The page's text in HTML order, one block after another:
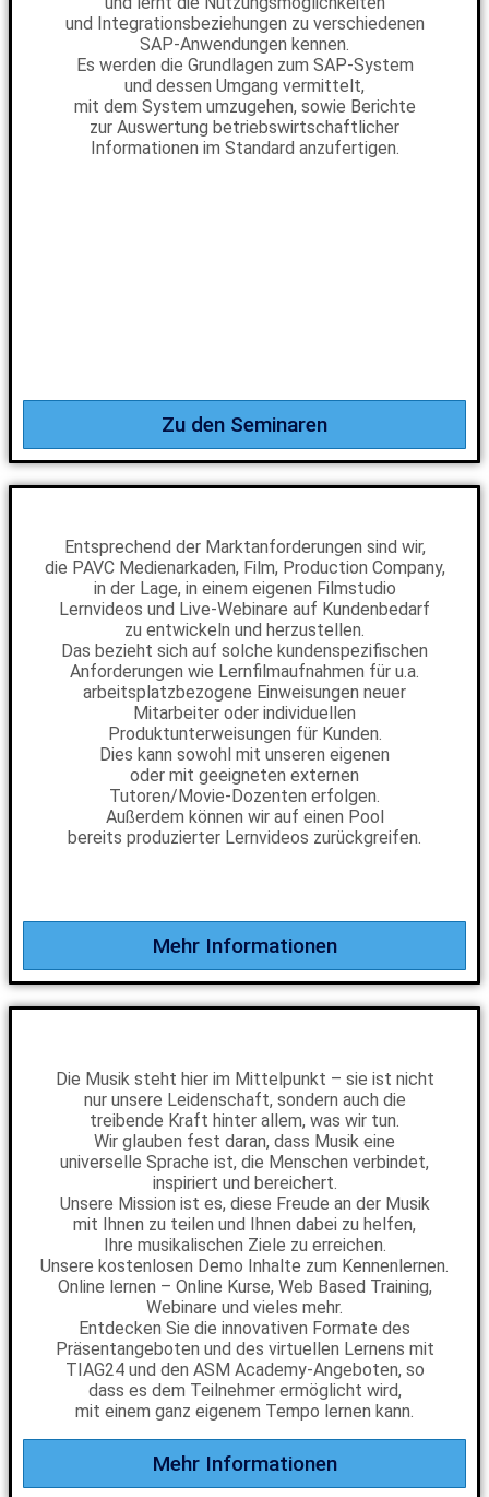
und Integrationsbeziehungen zu verschiedenen
SAP-Anwendungen kennen.
Es werden die Grundlagen zum SAP-System
und dessen Umgang vermittelt,
mit dem System umzugehen, sowie Berichte
zur Auswertung betriebswirtschaftlicher
Informationen im Standard anzufertigen.
Zu den Seminaren
Entsprechend der Marktanforderungen sind wir,
die PAVC Medienarkaden, Film, Production Company,
in der Lage, in einem eigenen Filmstudio
Lernvideos und Live-Webinare auf Kundenbedarf
zu entwickeln und herzustellen.
Das bezieht sich auf solche kundenspezifischen
Anforderungen wie Lernfilmaufnahmen für u.a.
arbeitsplatzbezogene Einweisungen neuer
Mitarbeiter oder individuellen
Produktunterweisungen für Kunden.
Dies kann sowohl mit unseren eigenen
oder mit geeigneten externen
Tutoren/Movie-Dozenten erfolgen.
Außerdem können wir auf einen Pool
bereits produzierter Lernvideos zurückgreifen.
Mehr Informationen
Die Musik steht hier im Mittelpunkt – sie ist nicht
nur unsere Leidenschaft, sondern auch die
treibende Kraft hinter allem, was wir tun.
Wir glauben fest daran, dass Musik eine
universelle Sprache ist, die Menschen verbindet,
inspiriert und bereichert.
Unsere Mission ist es, diese Freude an der Musik
mit Ihnen zu teilen und Ihnen dabei zu helfen,
Ihre musikalischen Ziele zu erreichen.
Unsere kostenlosen Demo Inhalte zum Kennenlernen.
Online lernen – Online Kurse, Web Based Training,
Webinare und vieles mehr.
Entdecken Sie die innovativen Formate des
Präsentangeboten und des virtuellen Lernens mit
TIAG24 und den ASM Academy-Angeboten, so
dass es dem Teilnehmer ermöglicht wird,
mit einem ganz eigenem Tempo lernen kann.
Mehr Informationen